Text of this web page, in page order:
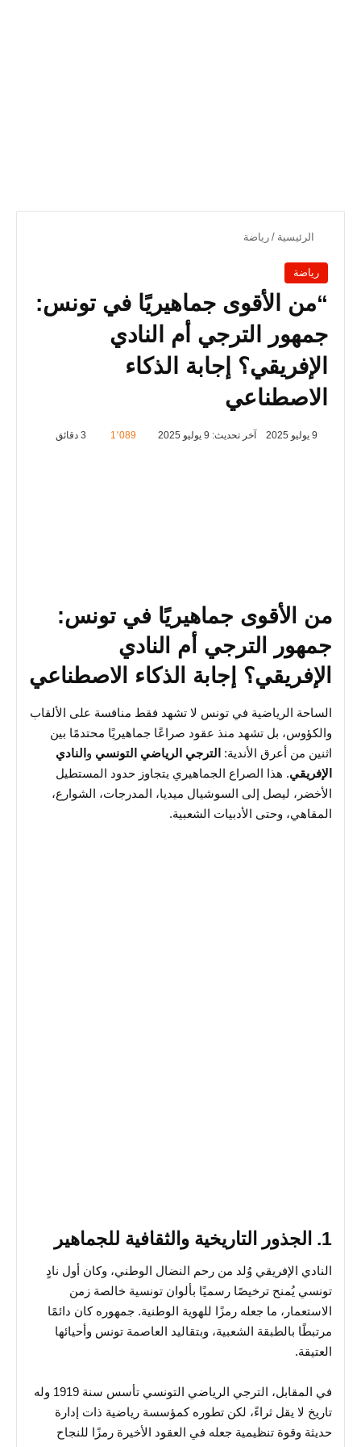
الرئيسية / رياضة
رياضة
“من الأقوى جماهيريًا في تونس:
جمهور الترجي أم النادي
الإفريقي؟ إجابة الذكاء
الاصطناعي
9 يوليو 2025 آخر تحديث: 9 يوليو 2025 1٬089
من الأقوى جماهيريًا في تونس:
جمهور الترجي أم النادي
الإفريقي؟ إجابة الذكاء الاصطناعي
الساحة الرياضية في تونس لا تشهد فقط منافسة على الألقاب
والكؤوس، بل تشهد منذ عقود صراعًا جماهيريًا محتدمًا بين
اثنين من أعرق الأندية: الترجي الرياضي التونسي و النادي
الإفريقي. هذا الصراع الجماهيري يتجاوز حدود المستطيل
الأخضر، ليصل إلى السوشيال ميديا، المدرجات، الشوارع،
المقاهي، وحتى الأدبيات الشعبية.
1. الجذور التاريخية والثقافية للجماهير
النادي الإفريقي وُلد من رحم النضال الوطني، وكان أول نادٍ
تونسي يُمنح ترخيصًا رسميًا بألوان تونسية خالصة زمن
الاستعمار، ما جعله رمزًا للهوية الوطنية. جمهوره كان دائمًا
مرتبطًا بالطبقة الشعبية، وبتقاليد العاصمة تونس وأحيائها
العتيقة.
في المقابل، الترجي الرياضي التونسي تأسس سنة 1919 وله
تاريخ لا يقل ثراءً، لكن تطوره كمؤسسة رياضية ذات إدارة
حديثة وقوة تنظيمية جعله في العقود الأخيرة رمزًا للنجاح